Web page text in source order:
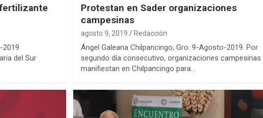
2019
del Sur
Protestan en Sader organizaciones
campesinas
agosto 9, 2019 Redacción
Ángel Galeana Chilpancingo, Gro. 9-Agosto-2019. Por
segundo día consecutivo, organizaciones campesinas
manifiestan en Chilpancingo para…